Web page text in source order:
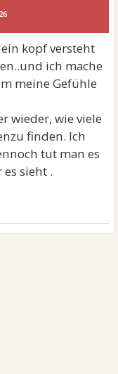
kopf versteht
ich mache
meine Gefühle
wieder, wie viele
finden. Ich
tut man es
sieht .